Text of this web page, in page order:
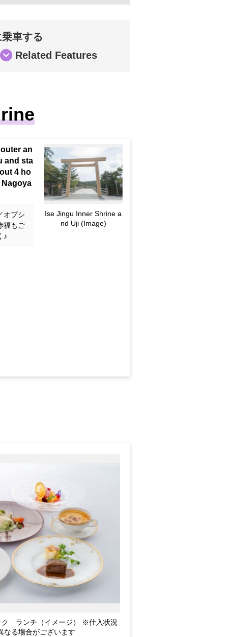
車する
Related Features
Ise Jingu Inner Shrine a
nd Uji (Image)
an
and sta
4 ho
オプシ
福もご
♪
ク ランチ（イメージ） ※仕入状況
なる場合がございます